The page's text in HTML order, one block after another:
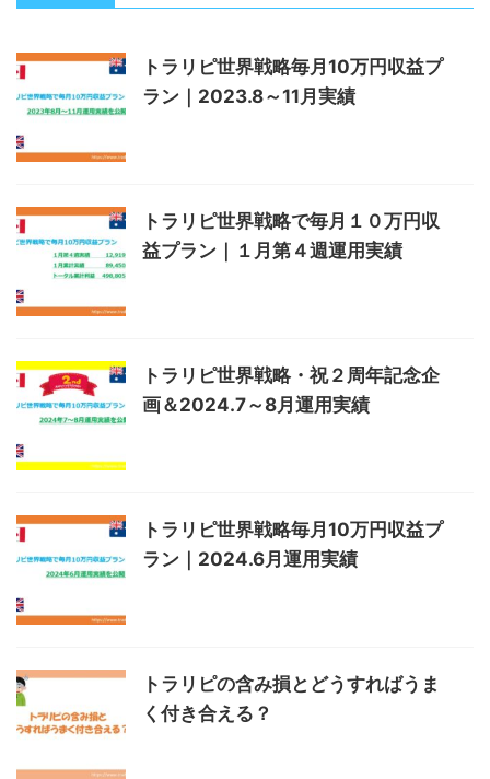
トラリピ世界戦略毎月10万円収益プ
ラン｜2023.8～11月実績
トラリピ世界戦略で毎月１０万円収
益プラン｜１月第４週運用実績
トラリピ世界戦略・祝２周年記念企
画＆2024.7～8月運用実績
トラリピ世界戦略毎月10万円収益プ
ラン｜2024.6月運用実績
トラリピの含み損とどうすればうま
く付き合える？